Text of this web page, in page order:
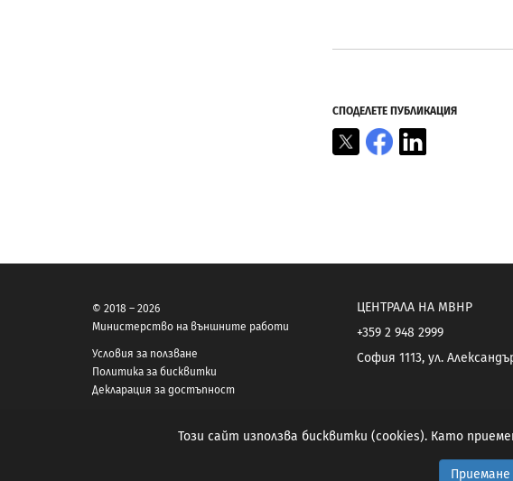
СПОДЕЛЕТЕ ПУБЛИКАЦИЯ
X Facebook
© 2018 – 2026
Министерство на външните работи
Условия за ползване
Политика за бисквитки
Декларация за достъпност
ЦЕНТРАЛА НА МВНР
+359 2 948 2999
София 1113, ул.
Този сайт използва бисквитки (cookies). Като
Приемане